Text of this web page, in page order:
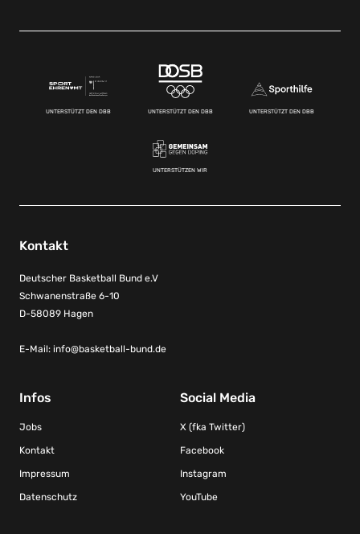
UNTERSTÜTZT DEN DBB UNTERSTÜTZT DEN DBB UNTERSTÜTZT DEN DBB
UNTERSTÜTZEN WIR
Kontakt
Deutscher Basketball Bund e.V
Schwanenstraße 6-10
D-58089 Hagen
E-Mail: info@basketball-bund.de
Infos
Jobs
Kontakt
Impressum
Datenschutz
Social Media
X (fka Twitter)
Facebook
Instagram
YouTube